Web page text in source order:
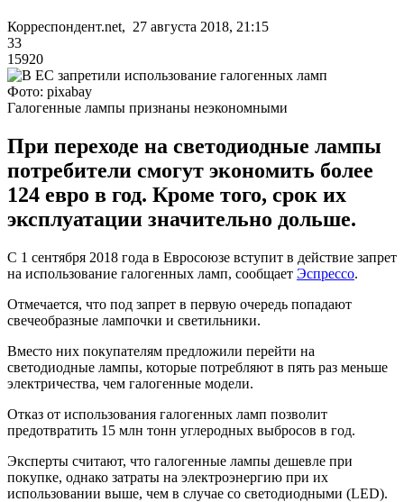
Корреспондент.net, 27 августа 2018, 21:15
33
15920
Фото: pixabay
Галогенные лампы признаны неэкономными
При переходе на светодиодные лампы
потребители смогут экономить более
124 евро в год. Кроме того, срок их
эксплуатации значительно дольше.
С 1 сентября 2018 года в Евросоюзе вступит в действие запрет
на использование галогенных ламп, сообщает Эспрессо.
Отмечается, что под запрет в первую очередь попадают
свечеобразные лампочки и светильники.
Вместо них покупателям предложили перейти на
светодиодные лампы, которые потребляют в пять раз меньше
электричества, чем галогенные модели.
Отказ от использования галогенных ламп позволит
предотвратить 15 млн тонн углеродных выбросов в год.
Эксперты считают, что галогенные лампы дешевле при
покупке, однако затраты на электроэнергию при их
использовании выше, чем в случае со светодиодными (LED).